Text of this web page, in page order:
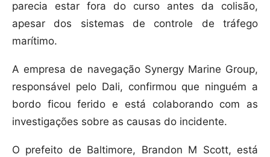
parecia estar fora do curso antes da colisão,
apesar dos sistemas de controle de tráfego
marítimo.
A empresa de navegação Synergy Marine Group,
responsável pelo Dali, confirmou que ninguém a
bordo ficou ferido e está colaborando com as
investigações sobre as causas do incidente.
O prefeito de Baltimore, Brandon M Scott, está